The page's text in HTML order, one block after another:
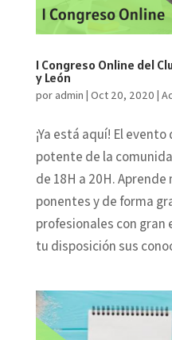
I Congreso Online del
y León
por admin Oct 20, 2020
¡Ya está aquí! El
potente de la
de 18H a 20H.
ponentes y de forma
profesionales con gran
tu disposición sus